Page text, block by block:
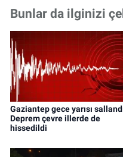
Bunlar da ilginizi
Gaziantep gece yarısı
Deprem çevre illerde de
hissedildi